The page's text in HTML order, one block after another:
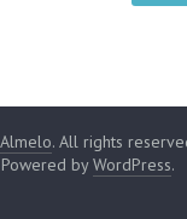
. All rights
byWordPress.